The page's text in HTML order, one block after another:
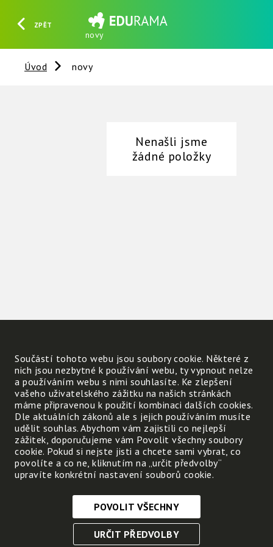
ZPĚT
novy
Úvod novy
Nenašli jsme
žádné položky
Součástí tohoto webu jsou soubory cookie. Některé z
nich jsou nezbytné k používání webu, ty vypnout nelze
a používáním webu s nimi souhlasíte. Ke zlepšení
vašeho uživatelského zážitku na našich stránkách
máme připravenou k použití kombinaci dalších cookies.
Dle aktuálních zákonů ale s jejich používáním musíte
udělit souhlas. Abychom vám zajistili co nejlepší
zážitek, doporučujeme vám Povolit všechny soubory
cookie. Pokud si nejste jisti a chcete sami vybrat, co
povolíte a co ne, kliknutím na „určit předvolby“
upravíte konkrétní nastavení souborů cookie.
Nezbytně nutné cookies
Tyto soubory cookie jsou nezbytné, abyste se mohli
POVOLIT VŠECHNY
URČIT PŘEDVOLBY